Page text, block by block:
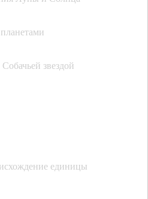
звездой
единицы